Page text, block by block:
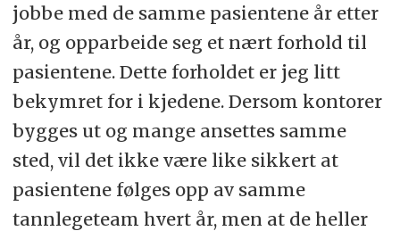
jobbe med de samme pasientene år etter
år, og opparbeide seg et nært forhold til
pasientene. Dette forholdet er jeg litt
bekymret for i kjedene. Dersom kontorer
bygges ut og mange ansettes samme
sted, vil det ikke være like sikkert at
pasientene følges opp av samme
tannlegeteam hvert år, men at de heller